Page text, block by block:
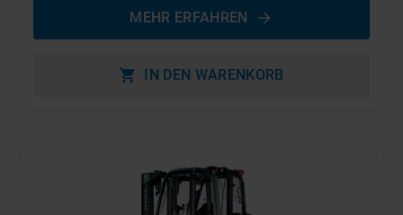
MEHR ERFAHREN
IN DEN WARENKORB